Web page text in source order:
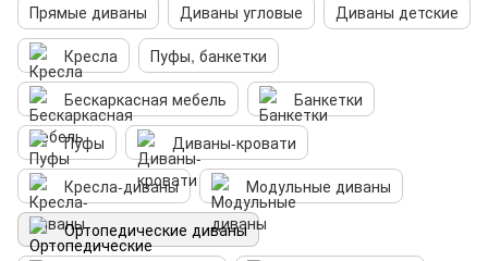
Прямые диваны Диваны угловые
Диваны детские
Кресла
Пуфы, банкетки
Бескаркасная мебель
Банкетки
Пуфы
Диваны-кровати
Кресла-диваны
Модульные диваны
Ортопедические диваны